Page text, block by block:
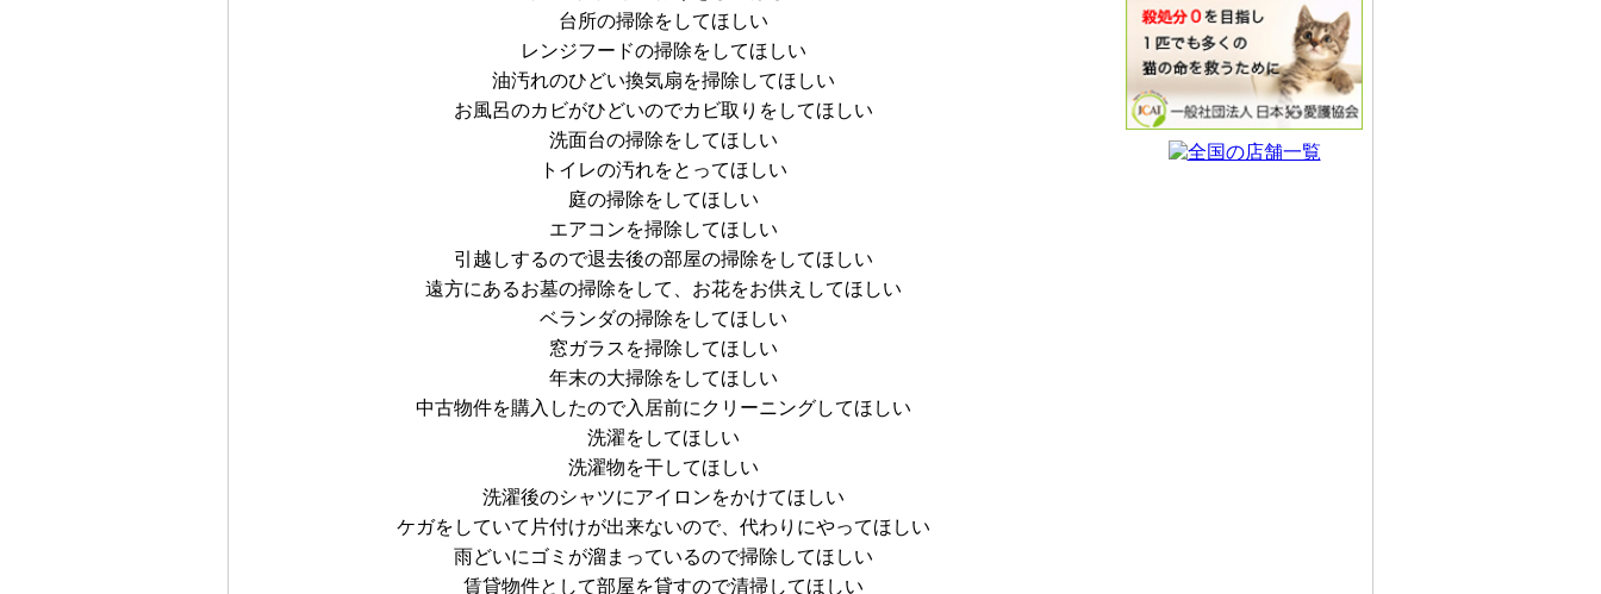
台所の掃除をしてほしい
レンジフードの掃除をしてほしい
油汚れのひどい換気扇を掃除してほしい
お風呂のカビがひどいのでカビ取りをしてほしい
洗面台の掃除をしてほしい
トイレの汚れをとってほしい
庭の掃除をしてほしい
エアコンを掃除してほしい
引越しするので退去後の部屋の掃除をしてほしい
遠方にあるお墓の掃除をして、お花をお供えしてほしい
ベランダの掃除をしてほしい
窓ガラスを掃除してほしい
年末の大掃除をしてほしい
中古物件を購入したので入居前にクリーニングしてほしい
洗濯をしてほしい
洗濯物を干してほしい
洗濯後のシャツにアイロンをかけてほしい
ケガをしていて片付けが出来ないので、代わりにやってほしい
雨どいにゴミが溜まっているので掃除してほしい
賃貸物件として部屋を貸すので清掃してほしい